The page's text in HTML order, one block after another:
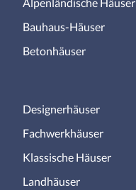
Alpenländische Häuser
Bauhaus-Häuser
Betonhäuser
Designerhäuser
Fachwerkhäuser
Klassische Häuser
Landhäuser